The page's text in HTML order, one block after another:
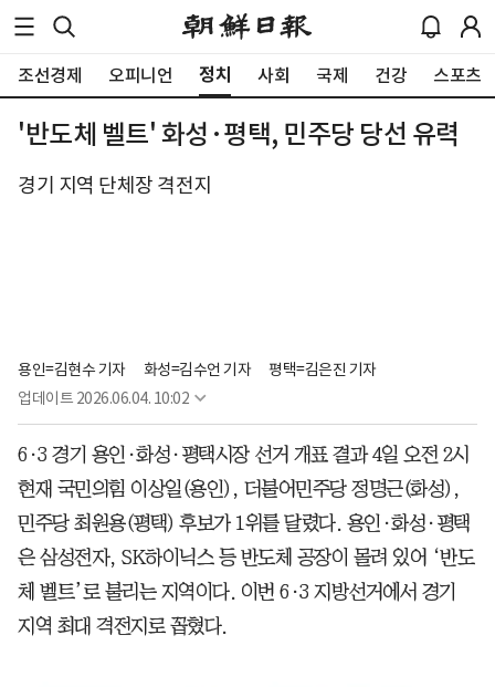
조선경제 오피니언 정치 사회 국제 건강 스포츠
'반도체 벨트' 화성·평택, 민주당 당선 유력
경기 지역 단체장 격전지
용인=김현수 기자 화성=김수언 기자
평택=김은진 기자
업데이트 2026.06.04. 10:02
6·3 경기 용인·화성·평택시장 선거 개표 결과 4일 오전 2시
현재 국민의힘 이상일(용인), 더불어민주당 정명근(화성),
민주당 최원용(평택) 후보가 1위를 달렸다. 용인·화성·평택
은 삼성전자, SK하이닉스 등 반도체 공장이 몰려 있어 ‘반도
체 벨트’로 불리는 지역이다. 이번 6·3 지방선거에서 경기
지역 최대 격전지로 꼽혔다.